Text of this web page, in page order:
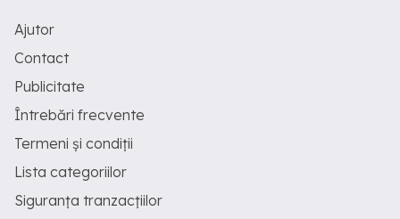
Ajutor
Contact
Publicitate
Întrebări frecvente
Termeni și condiții
Lista categoriilor
Siguranța tranzacțiilor